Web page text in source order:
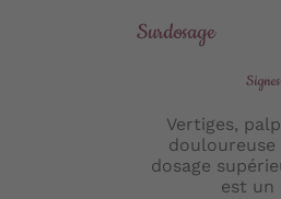
Surdosage
Vertiges,
dosage
est un